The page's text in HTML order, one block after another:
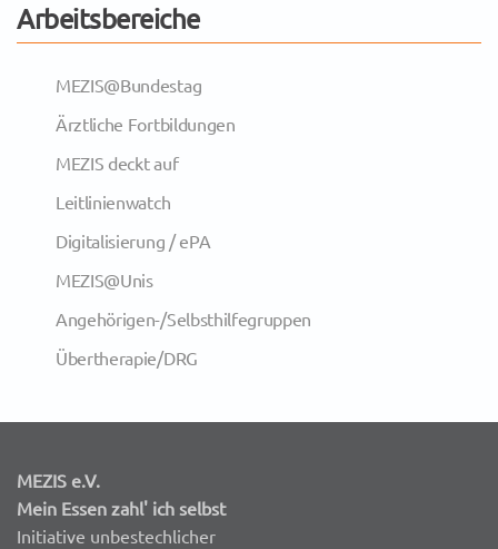
Arbeitsbereiche
MEZIS@Bundestag
Ärztliche Fortbildungen
MEZIS deckt auf
Leitlinienwatch
Digitalisierung / ePA
MEZIS@Unis
Angehörigen-/Selbsthilfegruppen
Übertherapie/DRG
MEZIS e.V.
Mein Essen zahl' ich selbst
Initiative unbestechlicher